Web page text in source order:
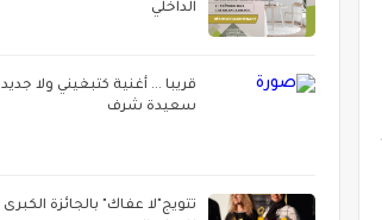
الداخلي
قريبا ... أغنية كتبغيني ولا جديد
سعيدة شرف
تتويج"لا عفاك" بالجائزة الكبرى